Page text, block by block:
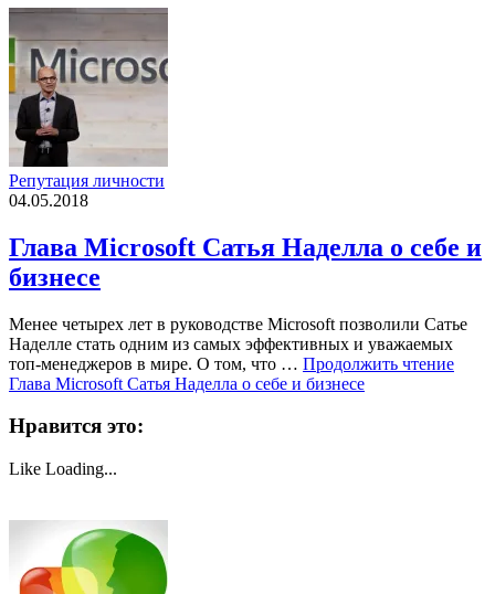
Репутация личности
04.05.2018
Глава Microsoft Сатья Наделла о себе и
бизнесе
Менее четырех лет в руководстве Microsoft позволили Сатье
Наделле стать одним из самых эффективных и уважаемых
топ-менеджеров в мире. О том, что … Продолжить чтение
Глава Microsoft Сатья Наделла о себе и бизнесе
Нравится это:
Like Loading...